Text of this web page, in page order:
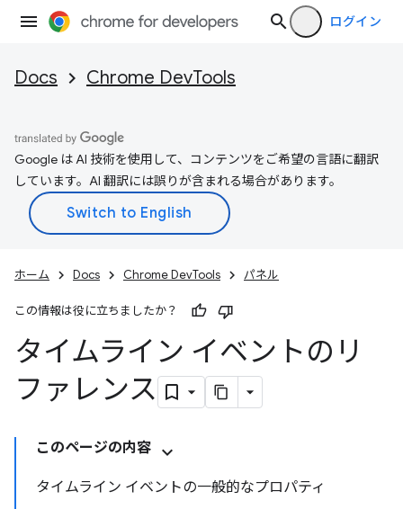
ログイン
Docs Chrome DevTools
Google は AI 技術を使用して、コンテンツをご希望の言語に翻訳
しています。AI 翻訳には誤りが含まれる場合があります。
ホーム Docs Chrome DevTools パネル
この情報は役に立ちましたか？
タイムライン イベントのリ
ファレンス
このページの内容
タイムライン イベントの一般的なプロパティ